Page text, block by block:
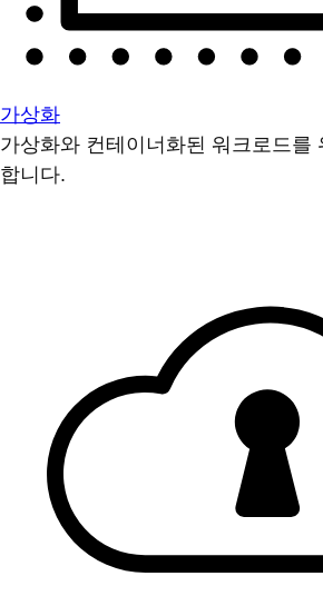
가상화
가상화와 컨테이너화된 워크로드를
합니다.